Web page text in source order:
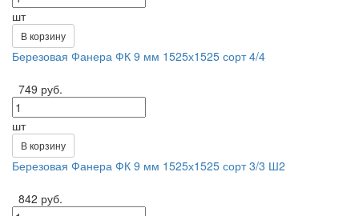
шт
В корзину
Березовая Фанера ФК 9 мм 1525х1525 сорт 4/4
749 руб.
шт
В корзину
Березовая Фанера ФК 9 мм 1525х1525 сорт 3/3 Ш2
842 руб.